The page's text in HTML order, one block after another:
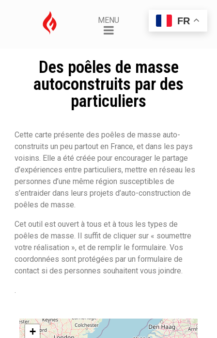
MENU
Des poêles de masse
autoconstruits par des
particuliers
Cette carte présente des poêles de masse auto-
construits un peu partout en France, et dans les pays
voisins. Elle a été créée pour encourager le partage
d’expériences entre particuliers, mettre en réseau les
personnes d’une même région susceptibles de
s’entraider dans leurs projets d’auto-construction de
poêles de masse.
Cet outil est ouvert à tous et à tous les types de
poêles de masse. Il suffit de cliquer sur « soumettre
votre réalisation », et de remplir le formulaire. Vos
coordonnées sont protégées par un formulaire de
contact si des personnes souhaitent vous joindre.
.
+
FR